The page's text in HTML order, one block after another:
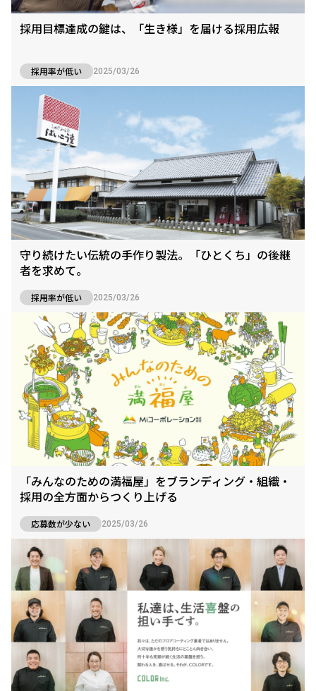
採用目標達成の鍵は、「生き様」を届ける採用広報
採用率が低い 2025/03/26
守り続けたい伝統の手作り製法。「ひとくち」の後継
者を求めて。
採用率が低い 2025/03/26
「みんなのための満福屋」をブランディング・組織・
採用の全方面からつくり上げる
応募数が少ない 2025/03/26